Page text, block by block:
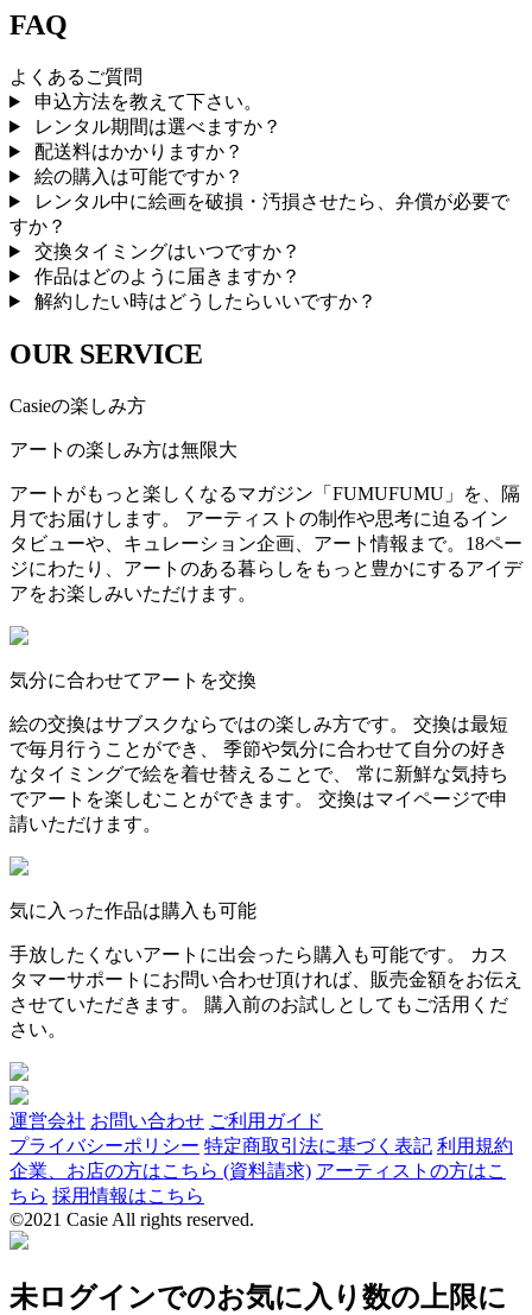
FAQ
よくあるご質問
申込方法を教えて下さい。
レンタル期間は選べますか？
配送料はかかりますか？
絵の購入は可能ですか？
レンタル中に絵画を破損・汚損させたら、弁償が必要で
すか？
交換タイミングはいつですか？
作品はどのように届きますか？
解約したい時はどうしたらいいですか？
OUR SERVICE
Casieの楽しみ方
アートの楽しみ方は無限大
アートがもっと楽しくなるマガジン「FUMUFUMU」を、隔
月でお届けします。 アーティストの制作や思考に迫るイン
タビューや、キュレーション企画、アート情報まで。18ペー
ジにわたり、アートのある暮らしをもっと豊かにするアイデ
アをお楽しみいただけます。
気分に合わせてアートを交換
絵の交換はサブスクならではの楽しみ方です。 交換は最短
で毎月行うことができ、 季節や気分に合わせて自分の好き
なタイミングで絵を着せ替えることで、 常に新鮮な気持ち
でアートを楽しむことができます。 交換はマイページで申
請いただけます。
気に入った作品は購入も可能
手放したくないアートに出会ったら購入も可能です。 カス
タマーサポートにお問い合わせ頂ければ、販売金額をお伝え
させていただきます。 購入前のお試しとしてもご活用くだ
さい。
運営会社 お問い合わせ ご利用ガイド
プライバシーポリシー 特定商取引法に基づく表記 利用規約
企業、お店の方はこちら (資料請求) アーティストの方はこ
ちら 採用情報はこちら
©2021 Casie All rights reserved.
未ログインでのお気に入り数の上限に